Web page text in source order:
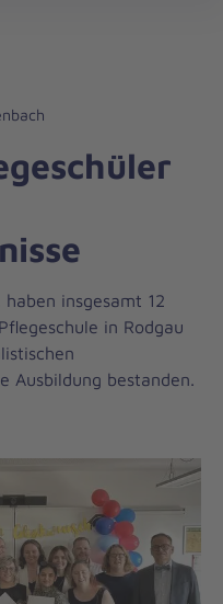
insgesamt 12
in Rodgau
Ausbildung bestanden.